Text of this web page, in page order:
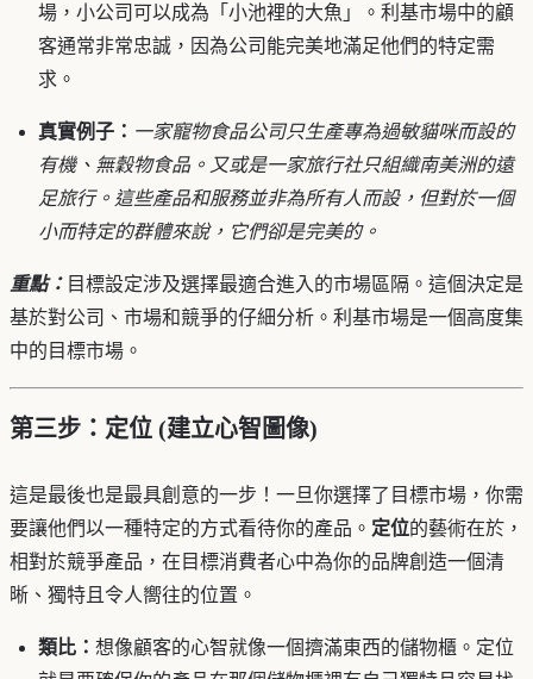
場，小公司可以成為「小池裡的大魚」。利基市場中的顧
客通常非常忠誠，因為公司能完美地滿足他們的特定需
求。
真實例子： 一家寵物食品公司只生產專為過敏貓咪而設的
有機、無穀物食品。又或是一家旅行社只組織南美洲的遠
足旅行。這些產品和服務並非為所有人而設，但對於一個
小而特定的群體來說，它們卻是完美的。
重點： 目標設定涉及選擇最適合進入的市場區隔。這個決定是
基於對公司、市場和競爭的仔細分析。利基市場是一個高度集
中的目標市場。
第三步：定位 (建立心智圖像)
這是最後也是最具創意的一步！一旦你選擇了目標市場，你需
要讓他們以一種特定的方式看待你的產品。 定位的藝術在於，
相對於競爭產品，在目標消費者心中為你的品牌創造一個清
晰、獨特且令人嚮往的位置。
類比： 想像顧客的心智就像一個擠滿東西的儲物櫃。定位